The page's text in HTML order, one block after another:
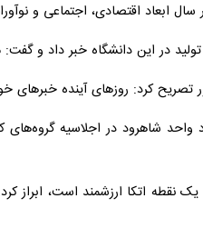
سال ابعاد اقتصادی، اجتماعی و
در این دانشگاه خبر داد و
تصریح کرد: روزهای آینده خبرهای
مردم تا بررسی شبیخون آن به
دچار تهاجم فرهنگی است
در شهرستان میامی راه‌اندازی شد